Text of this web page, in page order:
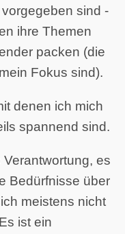
sind -
ihre Themen
packen (die
Fokus sind).
denen ich mich
spannend sind.
es
Bedürfnisse über
meistens nicht
ist ein